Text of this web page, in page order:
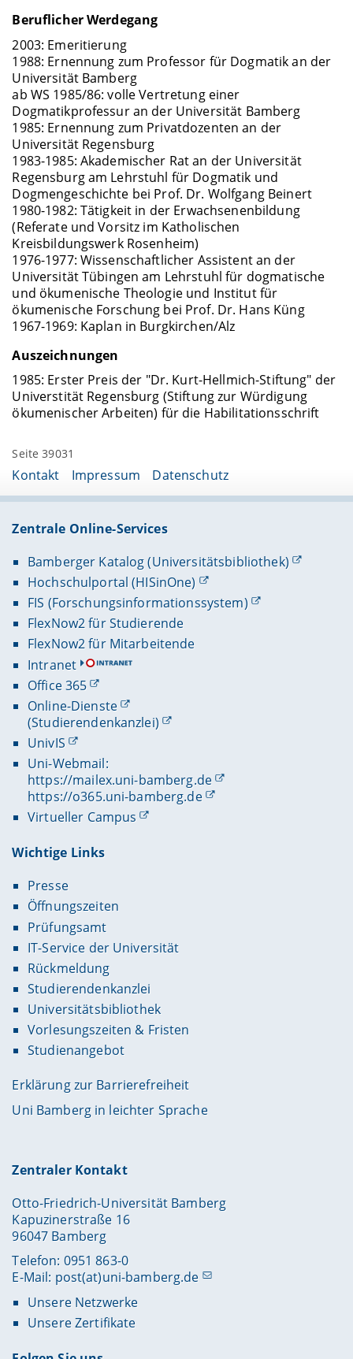
Beruflicher Werdegang
2003: Emeritierung
1988: Ernennung zum Professor für Dogmatik an der
Universität Bamberg
ab WS 1985/86: volle Vertretung einer
Dogmatikprofessur an der Universität Bamberg
1985: Ernennung zum Privatdozenten an der
Universität Regensburg
1983-1985: Akademischer Rat an der Universität
Regensburg am Lehrstuhl für Dogmatik und
Dogmengeschichte bei Prof. Dr. Wolfgang Beinert
1980-1982: Tätigkeit in der Erwachsenenbildung
(Referate und Vorsitz im Katholischen
Kreisbildungswerk Rosenheim)
1976-1977: Wissenschaftlicher Assistent an der
Universität Tübingen am Lehrstuhl für dogmatische
und ökumenische Theologie und Institut für
ökumenische Forschung bei Prof. Dr. Hans Küng
1967-1969: Kaplan in Burgkirchen/Alz
Auszeichnungen
1985: Erster Preis der "Dr. Kurt-Hellmich-Stiftung" der
Universtität Regensburg (Stiftung zur Würdigung
ökumenischer Arbeiten) für die Habilitationsschrift
Seite 39031
Kontakt Impressum Datenschutz
Zentrale Online-Services
Bamberger Katalog (Universitätsbibliothek)
Hochschulportal (HISinOne)
FIS (Forschungsinformationssystem)
FlexNow2 für Studierende
FlexNow2 für Mitarbeitende
Intranet
Office 365
Online-Dienste
(Studierendenkanzlei)
UnivIS
Uni-Webmail:
https://mailex.uni-bamberg.de
https://o365.uni-bamberg.de
Virtueller Campus
Wichtige Links
Presse
Öffnungszeiten
Prüfungsamt
IT-Service der Universität
Rückmeldung
Studierendenkanzlei
Universitätsbibliothek
Vorlesungszeiten & Fristen
Studienangebot
Erklärung zur Barrierefreiheit
Uni Bamberg in leichter Sprache
Zentraler Kontakt
Otto-Friedrich-Universität Bamberg
Kapuzinerstraße 16
96047 Bamberg
Telefon: 0951 863-0
E-Mail: post(at)uni-bamberg.de
Unsere Netzwerke
Unsere Zertifikate